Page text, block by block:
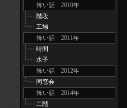
怖い話 2010年
階段
工場
怖い話 2011年
時間
水子
怖い話 2012年
同窓会
怖い話 2014年
二階